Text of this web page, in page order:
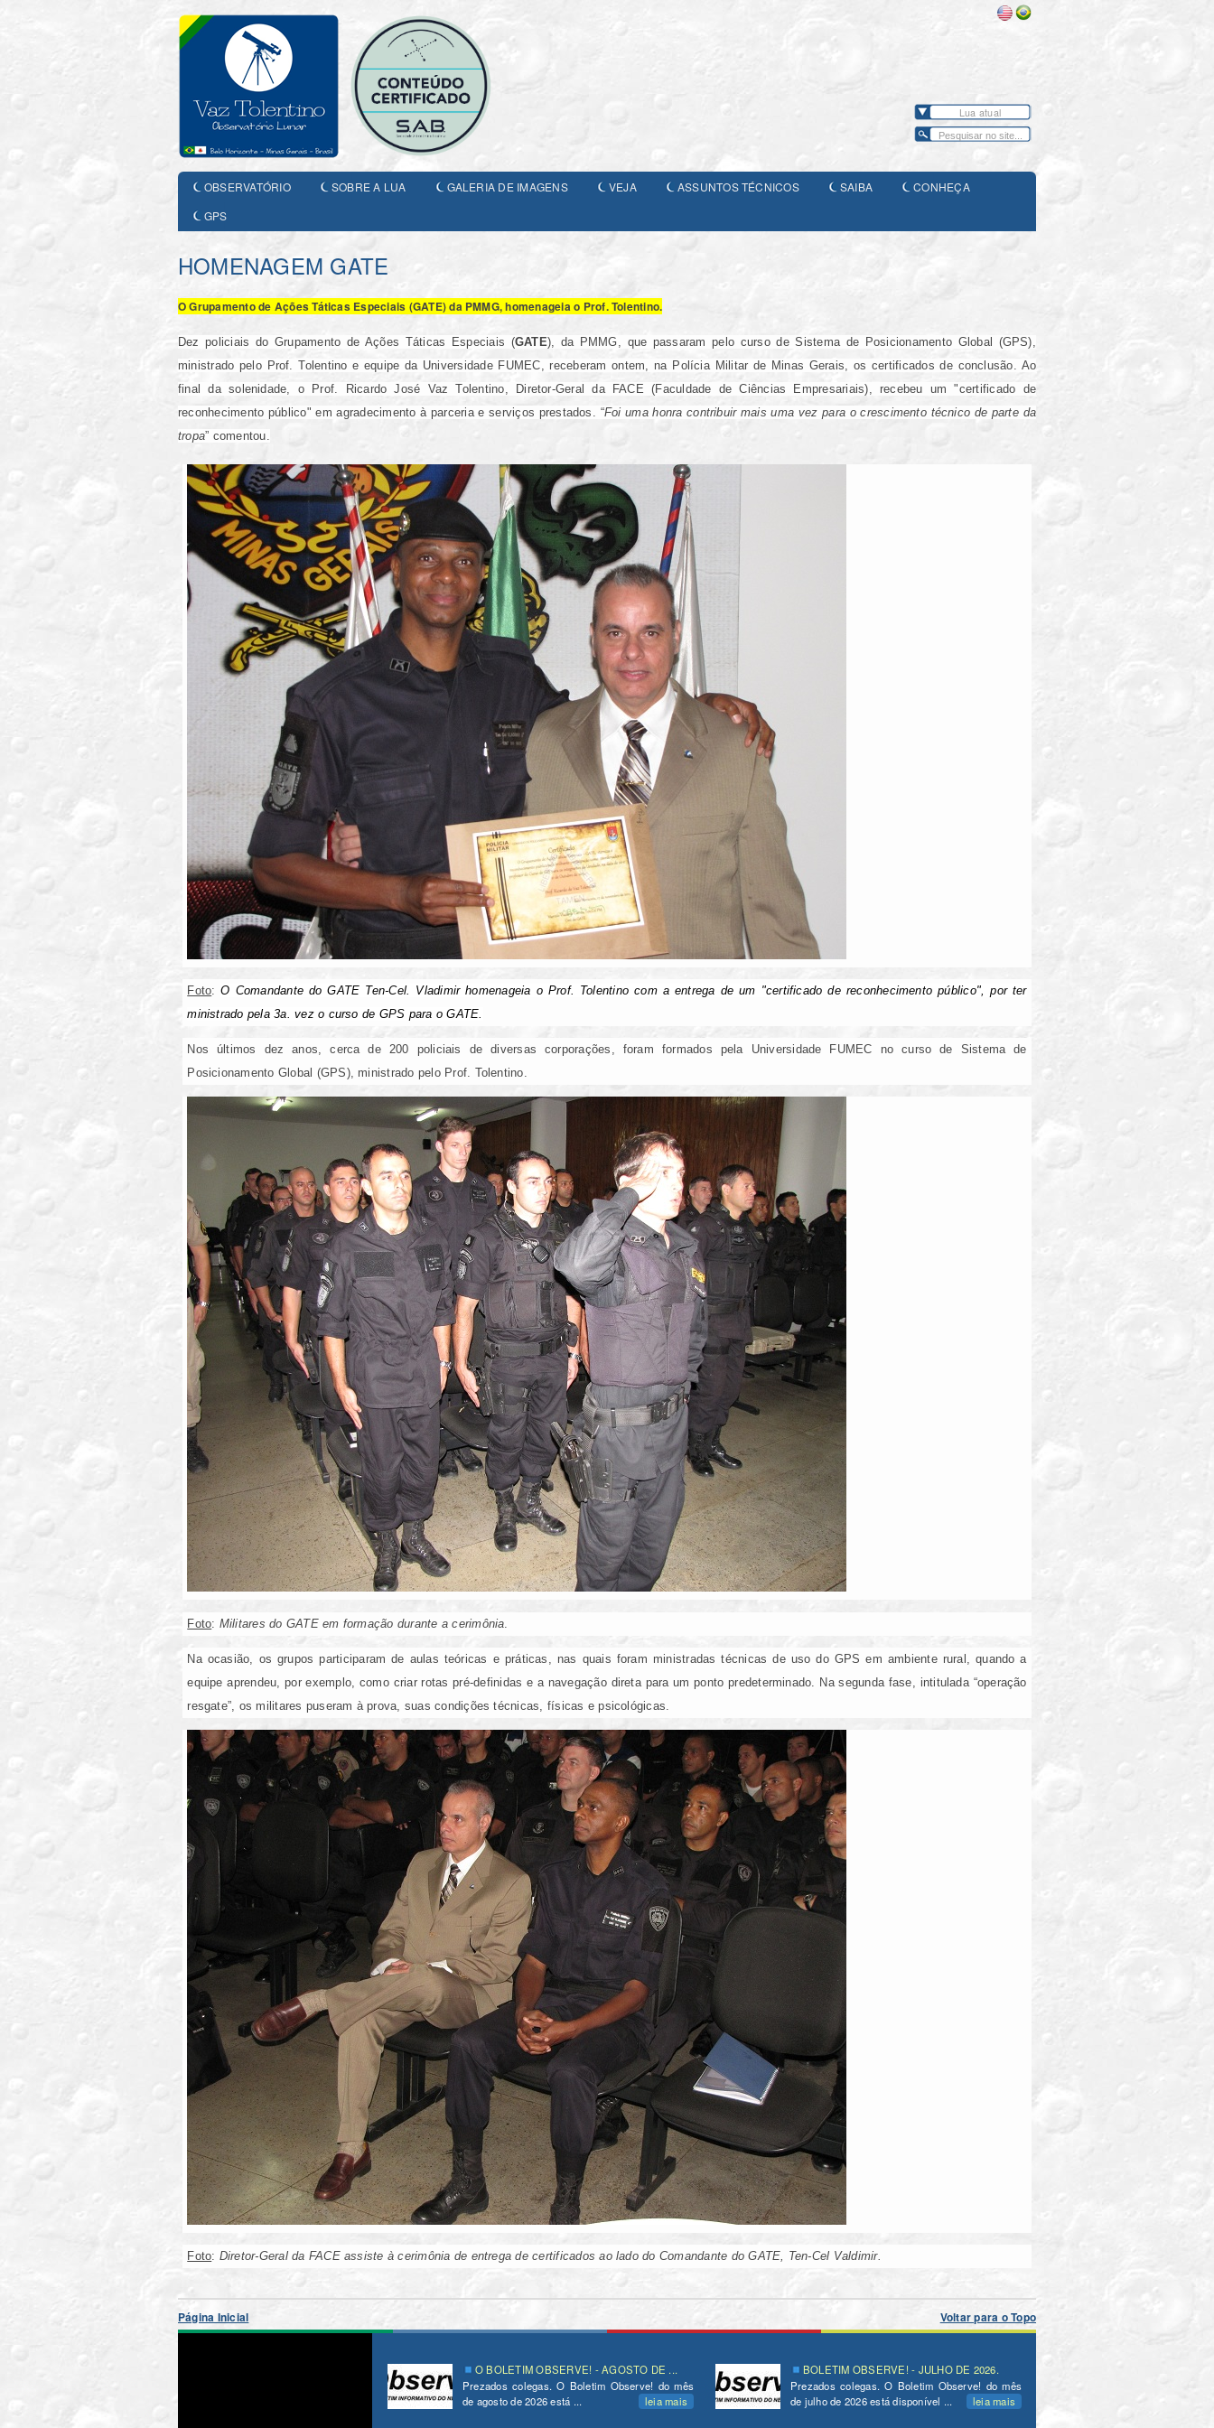
Lua atual
OBSERVATÓRIO SOBRE A LUA GALERIA DE IMAGENS VEJA ASSUNTOS TÉCNICOS SAIBA
CONHEÇA
GPS
HOMENAGEM GATE
O Grupamento de Ações Táticas Especiais (GATE) da PMMG, homenageia o Prof. Tolentino.
Dez policiais do Grupamento de Ações Táticas Especiais (GATE), da PMMG, que passaram pelo curso de Sistema de Posicionamento Global (GPS),
ministrado pelo Prof. Tolentino e equipe da Universidade FUMEC, receberam ontem, na Polícia Militar de Minas Gerais, os certificados de conclusão. Ao
final da solenidade, o Prof. Ricardo José Vaz Tolentino, Diretor-Geral da FACE (Faculdade de Ciências Empresariais), recebeu um "certificado de
reconhecimento público" em agradecimento à parceria e serviços prestados. “Foi uma honra contribuir mais uma vez para o crescimento técnico de parte da
tropa” comentou.
Foto:O Comandante do GATE Ten-Cel. Vladimir homenageia o Prof. Tolentino com a entrega de um "certificado de reconhecimento público", por ter
ministrado pela 3a. vez o curso de GPS para o GATE.
Nos últimos dez anos, cerca de 200 policiais de diversas corporações, foram formados pela Universidade FUMEC no curso de Sistema de
Posicionamento Global (GPS), ministrado pelo Prof. Tolentino.
Foto: Militares do GATE em formação durante a cerimônia
Na ocasião, os grupos participaram de aulas teóricas e práticas, nas quais foram ministradas técnicas de uso do GPS em ambiente rural, quando a
equipe aprendeu, por exemplo, como criar rotas pré-definidas e a navegação direta para um ponto predeterminado. Na segunda fase, intitulada “operação
resgate”, os militares puseram à prova, suas condições técnicas, físicas e psicológicas.
Foto: Diretor-Geral da FACE assiste à cerimônia de entrega de certificados ao lado do Comandante do GATE, Ten-Cel Valdimir.
Página Inicial Voltar para o Topo
O BOLETIM OBSERVE! - AGOSTO DE ...
Prezados colegas. O Boletim Observe! do mês
de agosto de 2026 está ...
leia mais
BOLETIM OBSERVE! - JULHO DE 2026.
Prezados colegas. O Boletim Observe! do mês
de julho de 2026 está disponível ...
leia mais